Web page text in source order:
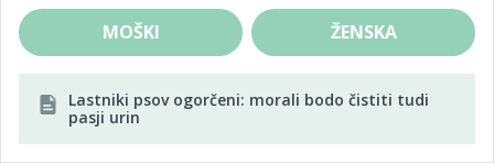
MOŠKI ŽENSKA
Lastniki psov ogorčeni: morali bodo čistiti tudi
pasji urin